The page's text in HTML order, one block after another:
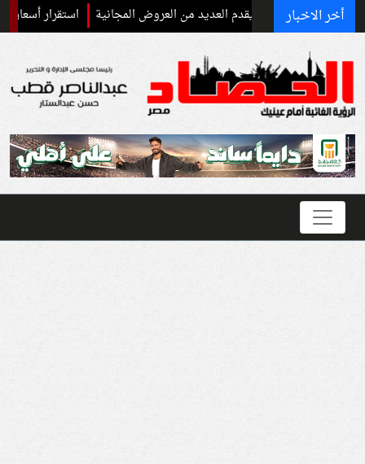
أخر الاخبار
للشباب" ويقدم العديد من العروض المجانية استقرار أسعار الأسمنت اليوم الخميس 6 أغسطس 2026..